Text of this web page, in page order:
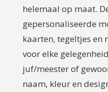
helemaal op maat.
gepersonaliseerde
kaarten, tegeltjes en
voor elke
juf/meester of
naam, kleur en